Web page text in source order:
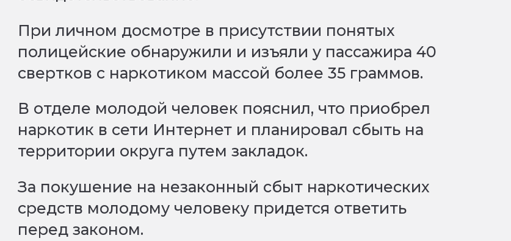
При личном досмотре в присутствии понятых
полицейские обнаружили и изъяли у пассажира 40
свертков с наркотиком массой более 35 граммов.
В отделе молодой человек пояснил, что приобрел
наркотик в сети Интернет и планировал сбыть на
территории округа путем закладок.
За покушение на незаконный сбыт наркотических
средств молодому человеку придется ответить
перед законом.